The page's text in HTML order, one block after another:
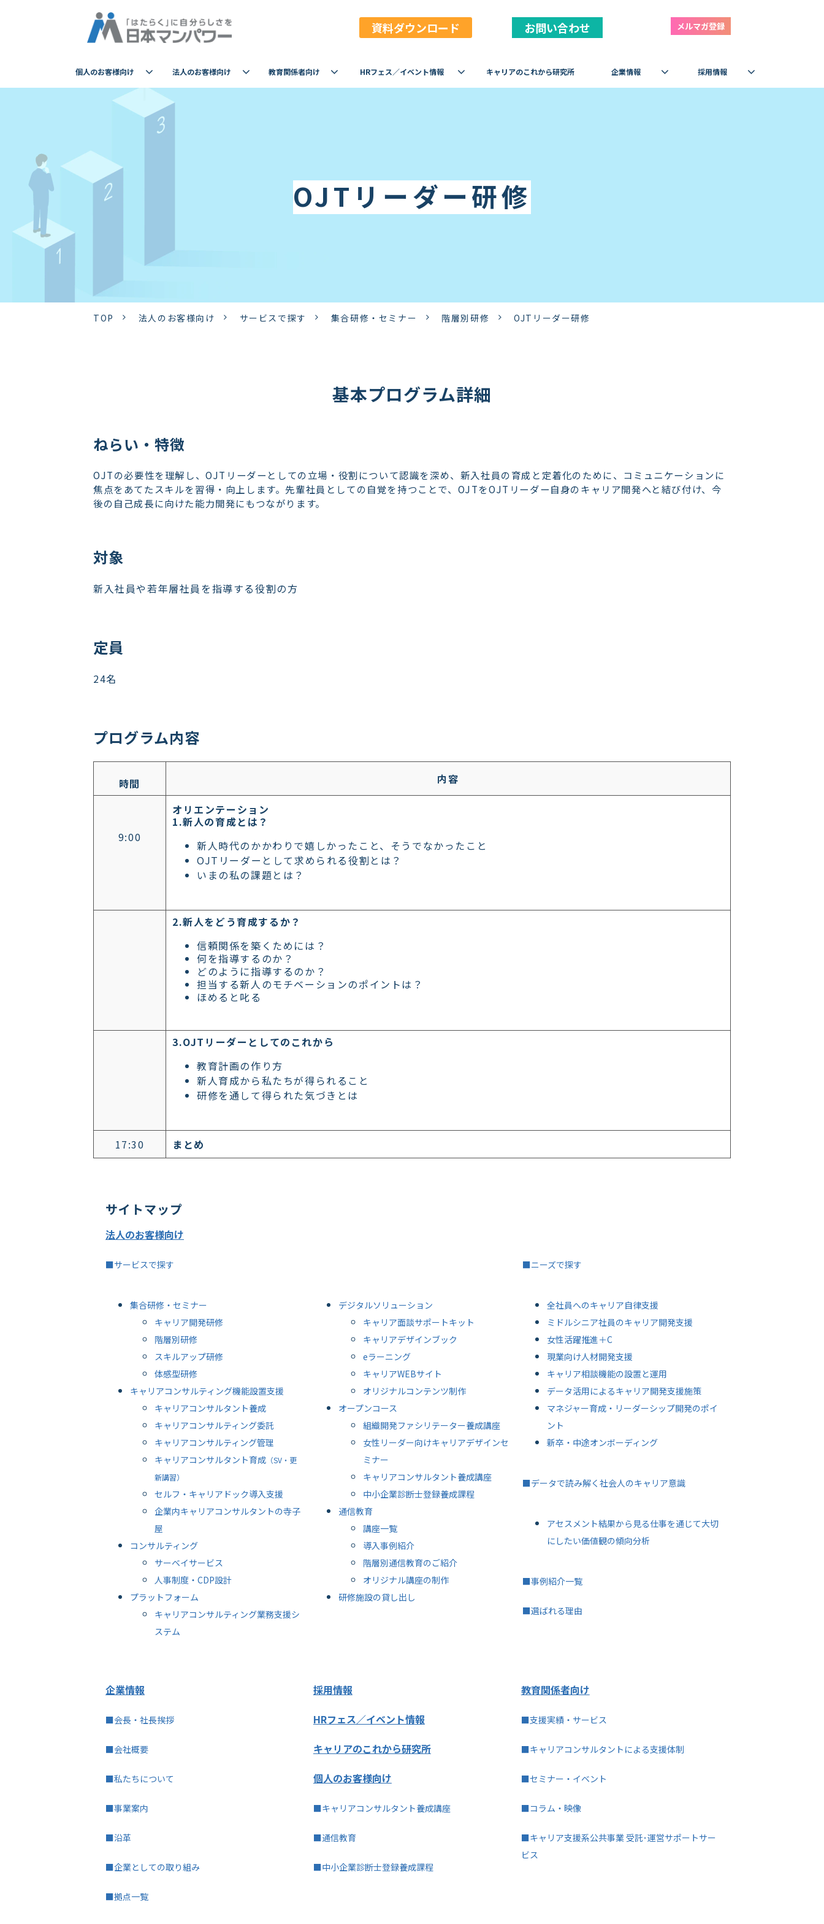
資料ダウンロード お問い合わせ メルマガ登録
個人のお客様向け 法人のお客様向け 教育関係者向け HRフェス／イベント情報 キャリアのこれから研究所 企業情報 採用情報
OJTリーダー研修
TOP 法人のお客様向け サービスで探す 集合研修・セミナー 階層別研修 OJTリーダー研修
基本プログラム詳細
ねらい・特徴
OJTの必要性を理解し、OJTリーダーとしての立場・役割について認識を深め、新入社員の育成と定着化のために、コミュニケーションに
焦点をあてたスキルを習得・向上します。先輩社員としての自覚を持つことで、OJTをOJTリーダー自身のキャリア開発へと結び付け、今
後の自己成長に向けた能力開発にもつながります。
対象
新入社員や若年層社員を指導する役割の方
定員
24名
プログラム内容
時間 内容
9:00
オリエンテーション
1.新人の育成とは？
新人時代のかかわりで嬉しかったこと、そうでなかったこと
OJTリーダーとして求められる役割とは？
いまの私の課題とは？
2.新人をどう育成するか？
信頼関係を築くためには？
何を指導するのか？
どのように指導するのか？
担当する新人のモチベーションのポイントは？
ほめると叱る
3.OJTリーダーとしてのこれから
教育計画の作り方
新人育成から私たちが得られること
研修を通して得られた気づきとは
17:30 まとめ
サイトマップ
法人のお客様向け
■サービスで探す
集合研修・セミナー
キャリア開発研修
階層別研修
スキルアップ研修
体感型研修
キャリアコンサルティング機能設置支援
キャリアコンサルタント養成
キャリアコンサルティング委託
キャリアコンサルティング管理
キャリアコンサルタント育成 （SV・更
新講習）
セルフ・キャリアドック導入支援
企業内キャリアコンサルタントの寺子
屋
コンサルティング
サーベイサービス
人事制度・CDP設計
プラットフォーム
キャリアコンサルティング業務支援シ
ステム
デジタルソリューション
キャリア面談サポートキット
キャリアデザインブック
eラーニング
キャリアWEBサイト
オリジナルコンテンツ制作
オープンコース
組織開発ファシリテーター養成講座
女性リーダー向けキャリアデザインセ
ミナー
キャリアコンサルタント養成講座
中小企業診断士登録養成課程
通信教育
講座一覧
導入事例紹介
階層別通信教育のご紹介
オリジナル講座の制作
研修施設の貸し出し
■ニーズで探す
全社員へのキャリア自律支援
ミドルシニア社員のキャリア開発支援
女性活躍推進＋C
現業向け人材開発支援
キャリア相談機能の設置と運用
データ活用によるキャリア開発支援施策
マネジャー育成・リーダーシップ開発のポイ
ント
新卒・中途オンボーディング
■データで読み解く社会人のキャリア意識
アセスメント結果から見る仕事を通じて大切
にしたい価値観の傾向分析
■事例紹介一覧
■選ばれる理由
企業情報
■会長・社長挨拶
■会社概要
■私たちについて
■事業案内
■沿革
■企業としての取り組み
■拠点一覧
採用情報
HRフェス／イベント情報
キャリアのこれから研究所
個人のお客様向け
■キャリアコンサルタント養成講座
■通信教育
■中小企業診断士登録養成課程
教育関係者向け
■支援実績・サービス
■キャリアコンサルタントによる支援体制
■セミナー・イベント
■コラム・映像
■キャリア支援系公共事業 受託･運営サポートサー
ビス